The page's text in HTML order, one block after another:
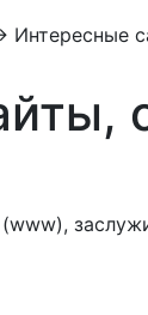
Интересные